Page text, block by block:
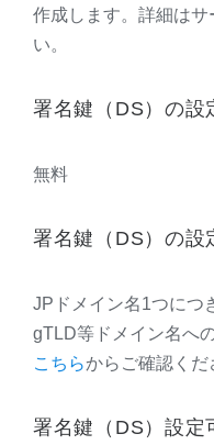
作成します。詳細は
い。
署名鍵（DS）の設
無料
署名鍵（DS）の設
JPドメイン名1つにつ
gTLD等ドメイン名へ
こちらからご確認くだ
署名鍵（DS）設定